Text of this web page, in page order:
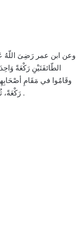
وعن ابن عمر رَضِىَ اللّهُ
الطّائفَتَيْنِ رَكْعَةً
وقَامُوا في مَقَامِ
رَكْعَةً، ثُمَّ قَضَى هؤَُءِ رَكْعَةً وَهؤَُءِ رَكْعَةً[. أخرجه الستة .